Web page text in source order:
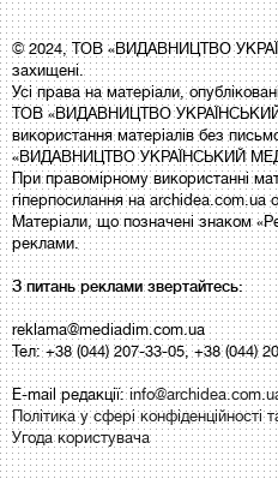
© 2024, ТОВ «ВИДАВНИЦТВО
захищені.
Усі права на матеріали,
ТОВ «ВИДАВНИЦТВО УКРАЇНСЬКИЙ
використання матеріалів без
«ВИДАВНИЦТВО УКРАЇНСЬКИЙ
При правомірному використанні
гіперпосилання на archidea.com.ua
Матеріали, що позначені знаком
реклами.
З питань реклами звертайтесь:
reklama@mediadim.com.ua
Тел: +38 (044) 207-33-05, +38 (044)
E-mail редакції:
Політика у сфері конфіденційності
Угода користувача